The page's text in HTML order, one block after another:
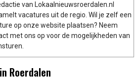
van Lokaalnieuwsroerdalen.nl
vacatures uit de regio. Wil je zelf een
op onze website plaatsen? Neem
met ons op voor de mogelijkheden van
Roerdalen